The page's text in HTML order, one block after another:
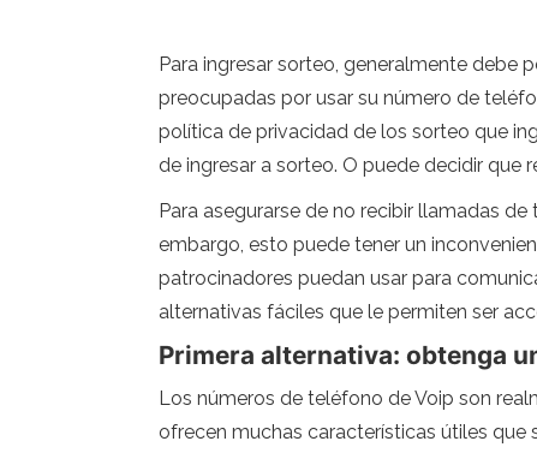
Para ingresar sorteo, generalmente debe
preocupadas por usar su número de
política de privacidad de los sorteo que
de ingresar a sorteo. O puede decidir que
Para asegurarse de no recibir llamadas
embargo, esto puede tener un
patrocinadores puedan usar para
alternativas fáciles que le permiten ser
Primera alternativa: obtenga
Los números de teléfono de Voip son
ofrecen muchas características útiles que